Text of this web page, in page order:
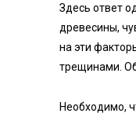
Здесь ответ
древесины,
на эти
трещинами.
Необходимо,